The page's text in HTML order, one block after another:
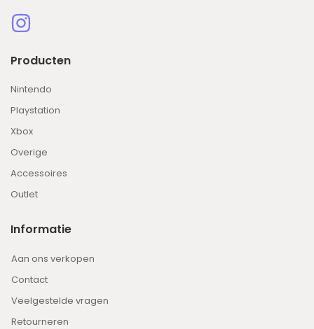
Producten
Nintendo
Playstation
Xbox
Overige
Accessoires
Outlet
Informatie
Aan ons verkopen
Contact
Veelgestelde vragen
Retourneren